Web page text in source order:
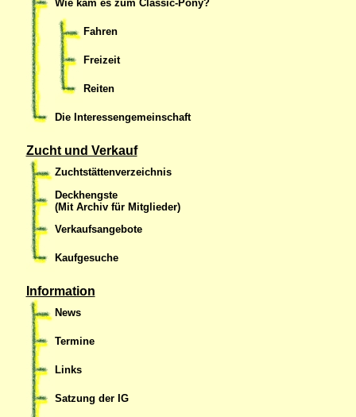
Wie kam es zum Classic-Pony?
Fahren
Freizeit
Reiten
Die Interessengemeinschaft
Zucht und Verkauf
Zuchtstättenverzeichnis
Deckhengste
(Mit Archiv für Mitglieder)
Verkaufsangebote
Kaufgesuche
Information
News
Termine
Links
Satzung der IG